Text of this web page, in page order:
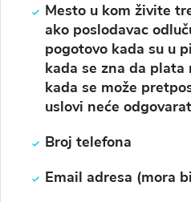
Mesto u kom živite
ako poslodavac
pogotovo kada su u
kada se zna da
kada se može
uslovi neće
Broj telefona
Email adresa (mora